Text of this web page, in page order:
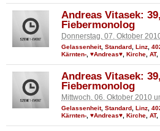
Andreas Vitasek:
Fiebermonolog
Donnerstag, 07. Oktober
Gelassenheit, Standard Linz
Kärnten- ♥Andreas♥ Kirche AT,
Andreas Vitasek:
Fiebermonolog
Mittwoch, 06. Oktober 2010
Gelassenheit, Standard, Linz,
Kärnten-, ♥Andreas♥, Kirche, AT,